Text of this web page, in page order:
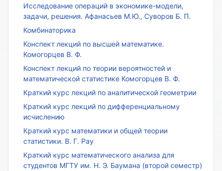
Исследование операций в экономике-модели,
задачи, решения. Афанасьев М.Ю., Суворов Б. П.
Комбинаторика
Конспект лекций по высшей математике.
Комогорцев В. Ф.
Конспект лекций по теории вероятностей и
математической статистике Комогорцев В. Ф.
Краткий курс лекций по аналитической геометрии
Краткий курс лекций по дифференциальному
исчислению
Краткий курс математики и общей теории
статистики. В. Г. Рау
Краткий курс математического анализа для
студентов МГТУ им. Н. Э. Баумана (второй семестр)